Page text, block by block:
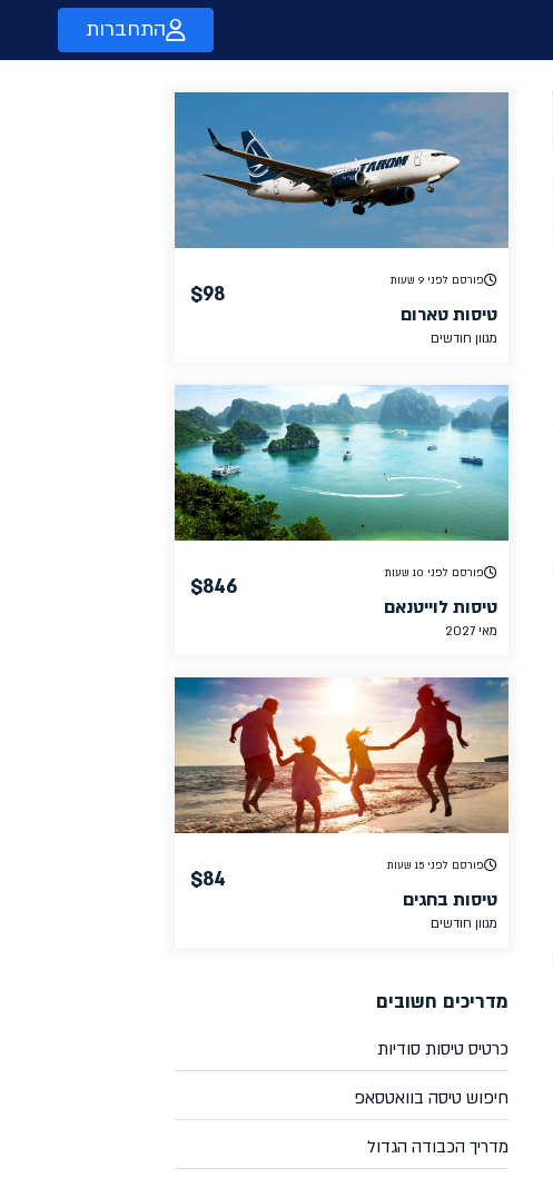
התחברות
פורסם לפני 9 שעות
טיסות טארום
מגוון חודשים
$98
פורסם לפני 10 שעות
טיסות לוייטנאם
מאי 2027
$846
פורסם לפני 15 שעות
טיסות בחגים
מגוון חודשים
$84
מדריכים חשובים
כרטיס טיסות סודיות
חיפוש טיסה בוואטסאפ
מדריך הכבודה הגדול